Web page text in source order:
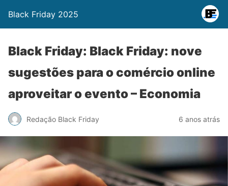
Black Friday 2025
Black Friday: Black Friday: nove
sugestões para o comércio online
aproveitar o evento – Economia
Redação Black Friday 6 anos atrás